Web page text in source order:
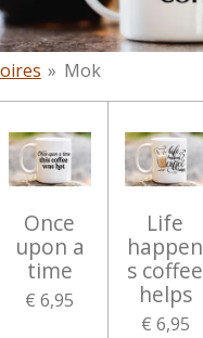
» Mok
Once
upon a
time
€ 6,95
Life
happen
s coffee
helps
€ 6,95